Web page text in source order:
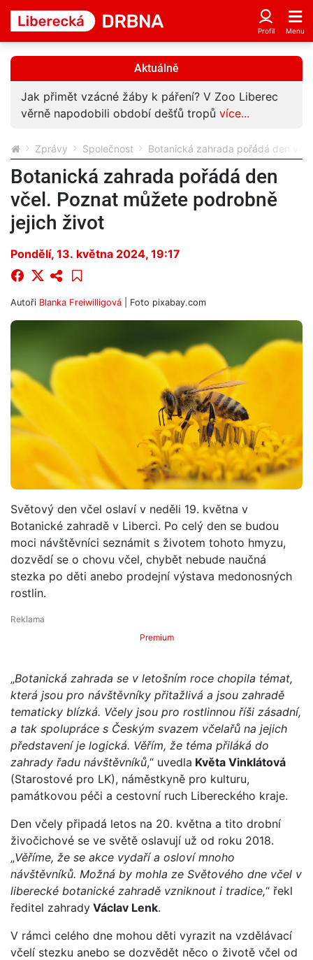
Aktuálně
Jak přimět vzácné žáby k páření? V Zoo Liberec
věrně napodobili období dešťů tropů více...
Zprávy Společnost Botanická zahrada pořádá den
Botanická zahrada pořádá den
včel. Poznat můžete podrobně
jejich život
Pondělí, 13. května 2024, 19:17
Autoři Blanka Freiwilligová | Foto pixabay.com
Světový den včel oslaví v neděli 19. května v
Botanické zahradě v Liberci. Po celý den se budou
moci návštěvníci seznámit s životem tohoto hmyzu,
dozvědí se o chovu včel, chybět nebude naučná
stezka po děti anebo prodejní výstava medonosných
rostlin.
Premium
„Botanická zahrada se v letošním roce chopila témat,
která jsou pro návštěvníky přitažlivá a jsou zahradě
tematicky blízká. Včely jsou pro rostlinnou říši zásadní,
a tak spolupráce s Českým svazem včelařů na jejich
představení je logická. Věřím, že téma přiláká do
zahrady řadu návštěvníků,“ uvedla Květa Vinklátová
(Starostové pro LK), náměstkyně pro kulturu,
památkovou péči a cestovní ruch Libereckého kraje.
Den včely připadá letos na 20. května a tito drobní
živočichové se ve světě oslavují už od roku 2018.
„Věříme, že se akce vydaří a osloví mnoho
návštěvníků. Možná by mohla ze Světového dne včel v
liberecké botanické zahradě vzniknout i tradice,“ řekl
ředitel zahrady Václav Lenk.
V rámci celého dne mohou děti vyrazit na vzdělávací
včelí stezku anebo se dozvědět něco o životě včel od